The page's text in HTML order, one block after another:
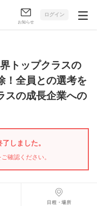
お知らせ
ログイン
トップクラスの
！全員との選考を
スの成長企業への
しました。
確認ください。
日程・場所